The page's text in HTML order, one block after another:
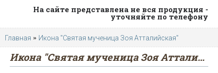
На сайте представлена не вся продукция -
уточняйте по телефону
Главная Икона "Святая мученица Зоя Атталийская"
Икона "Святая мученица Зоя Атталийская"